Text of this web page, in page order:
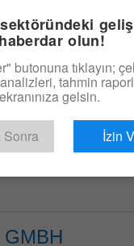
Ücretsiz Deneyin
olun!
butonuna tıklayın;
tahmin
gelsin.
Sonra İzin